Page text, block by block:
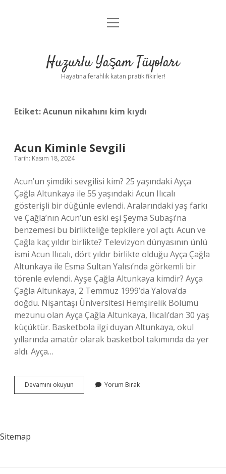
Anasayfa
Yasal Uyarı
menüyü
Huzurlu Yaşam Tüyoları
Hayatına ferahlık katan pratik fikirler!
Etiket:Acunun nikahını kim kıydı
Acun Kiminle Sevgili
Tarih: Kasım 18, 2024
Acun’un şimdiki sevgilisi kim? 25 yaşındaki Ayça
Çağla Altunkaya ile 55 yaşındaki Acun Ilıcalı
gösterişli bir düğünle evlendi. Aralarındaki yaş farkı
ve Çağla’nın Acun’un eski eşi Şeyma Subaşı’na
benzemesi bu birlikteliğe tepkilere yol açtı. Acun ve
Çağla kaç yıldır birlikte? Televizyon dünyasının ünlü
ismi Acun Ilıcalı, dört yıldır birlikte olduğu Ayça Çağla
Altunkaya ile Esma Sultan Yalısı’nda görkemli bir
törenle evlendi. Ayşe Çağla Altunkaya kimdir? Ayça
Çağla Altunkaya, 2 Temmuz 1999’da Yalova’da
doğdu. Nişantaşı Üniversitesi Hemşirelik Bölümü
mezunu olan Ayça Çağla Altunkaya, Ilıcalı’dan 30 yaş
küçüktür. Basketbola ilgi duyan Altunkaya, okul
yıllarında amatör olarak basketbol takımında da yer
aldı. Ayça…
Devamını okuyun
Kiminle
Yorum Bırak
Sitemap